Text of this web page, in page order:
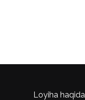
Loyiha haqida